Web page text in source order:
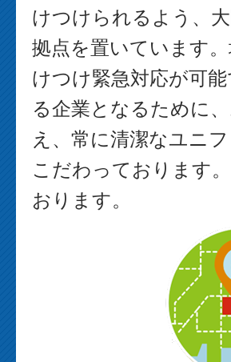
けつけられるよう、
拠点を置いています
けつけ緊急対応が可
る企業となるために
え、常に清潔なユニ
こだわっております
おります。